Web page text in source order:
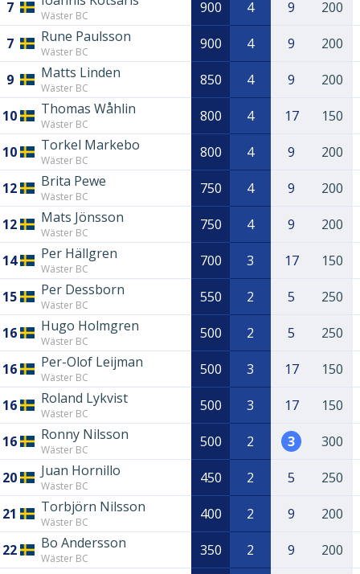
7 Wäster BC 900 4 9 200
7 Rune Paulsson
Wäster BC 900 4 9 200
9 Matts Linden
Wäster BC 850 4 9 200
10 Thomas Wåhlin
Wäster BC 800 4 17 150
10 Torkel Markebo
Wäster BC 800 4 9 200
12 Brita Pewe
Wäster BC 750 4 9 200
12 Mats Jönsson
Wäster BC 750 4 9 200
14 Per Hällgren
Wäster BC 700 3 17 150
15 Per Dessborn
Wäster BC 550 2 5 250
16 Hugo Holmgren
Wäster BC 500 2 5 250
16 Per-Olof Leijman
Wäster BC 500 3 17 150
16 Roland Lykvist
Wäster BC 500 3 17 150
16 Ronny Nilsson
Wäster BC 500 2 3 300
20 Juan Hornillo
Wäster BC 450 2 5 250
21 Torbjörn Nilsson
Wäster BC 400 2 9 200
22 Bo Andersson
Wäster BC 350 2 9
200